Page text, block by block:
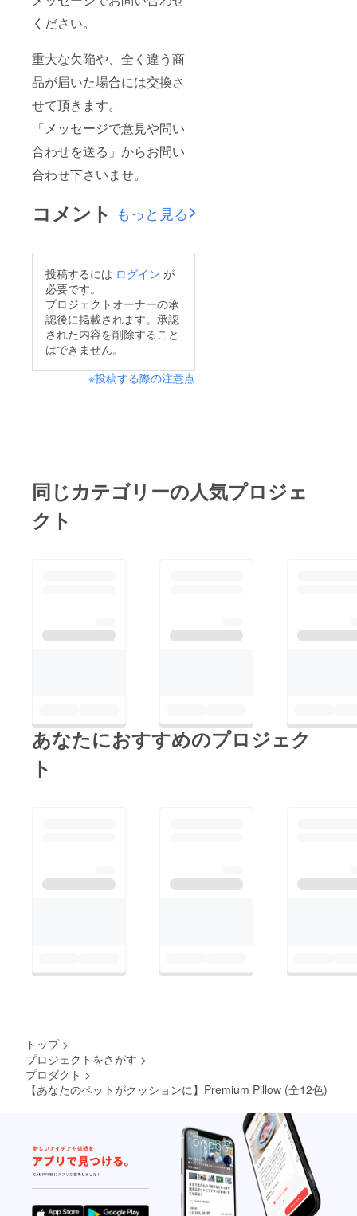
ください。
重大な欠陥や、全く違う商
品が届いた場合には交換さ
せて頂きます。
「メッセージで意見や問い
合わせを送る」からお問い
合わせ下さいませ。
コメント もっと見る
投稿するには ログイン が
必要です。
プロジェクトオーナーの承
認後に掲載されます。承認
された内容を削除すること
はできません。
※投稿する際の注意点
同じカテゴリーの人気プロジェ
クト
あなたにおすすめのプロジェク
ト
トップ >
プロジェクトをさがす >
プロダクト >
【あなたのペットがクッションに】Premium Pillow (全12色)